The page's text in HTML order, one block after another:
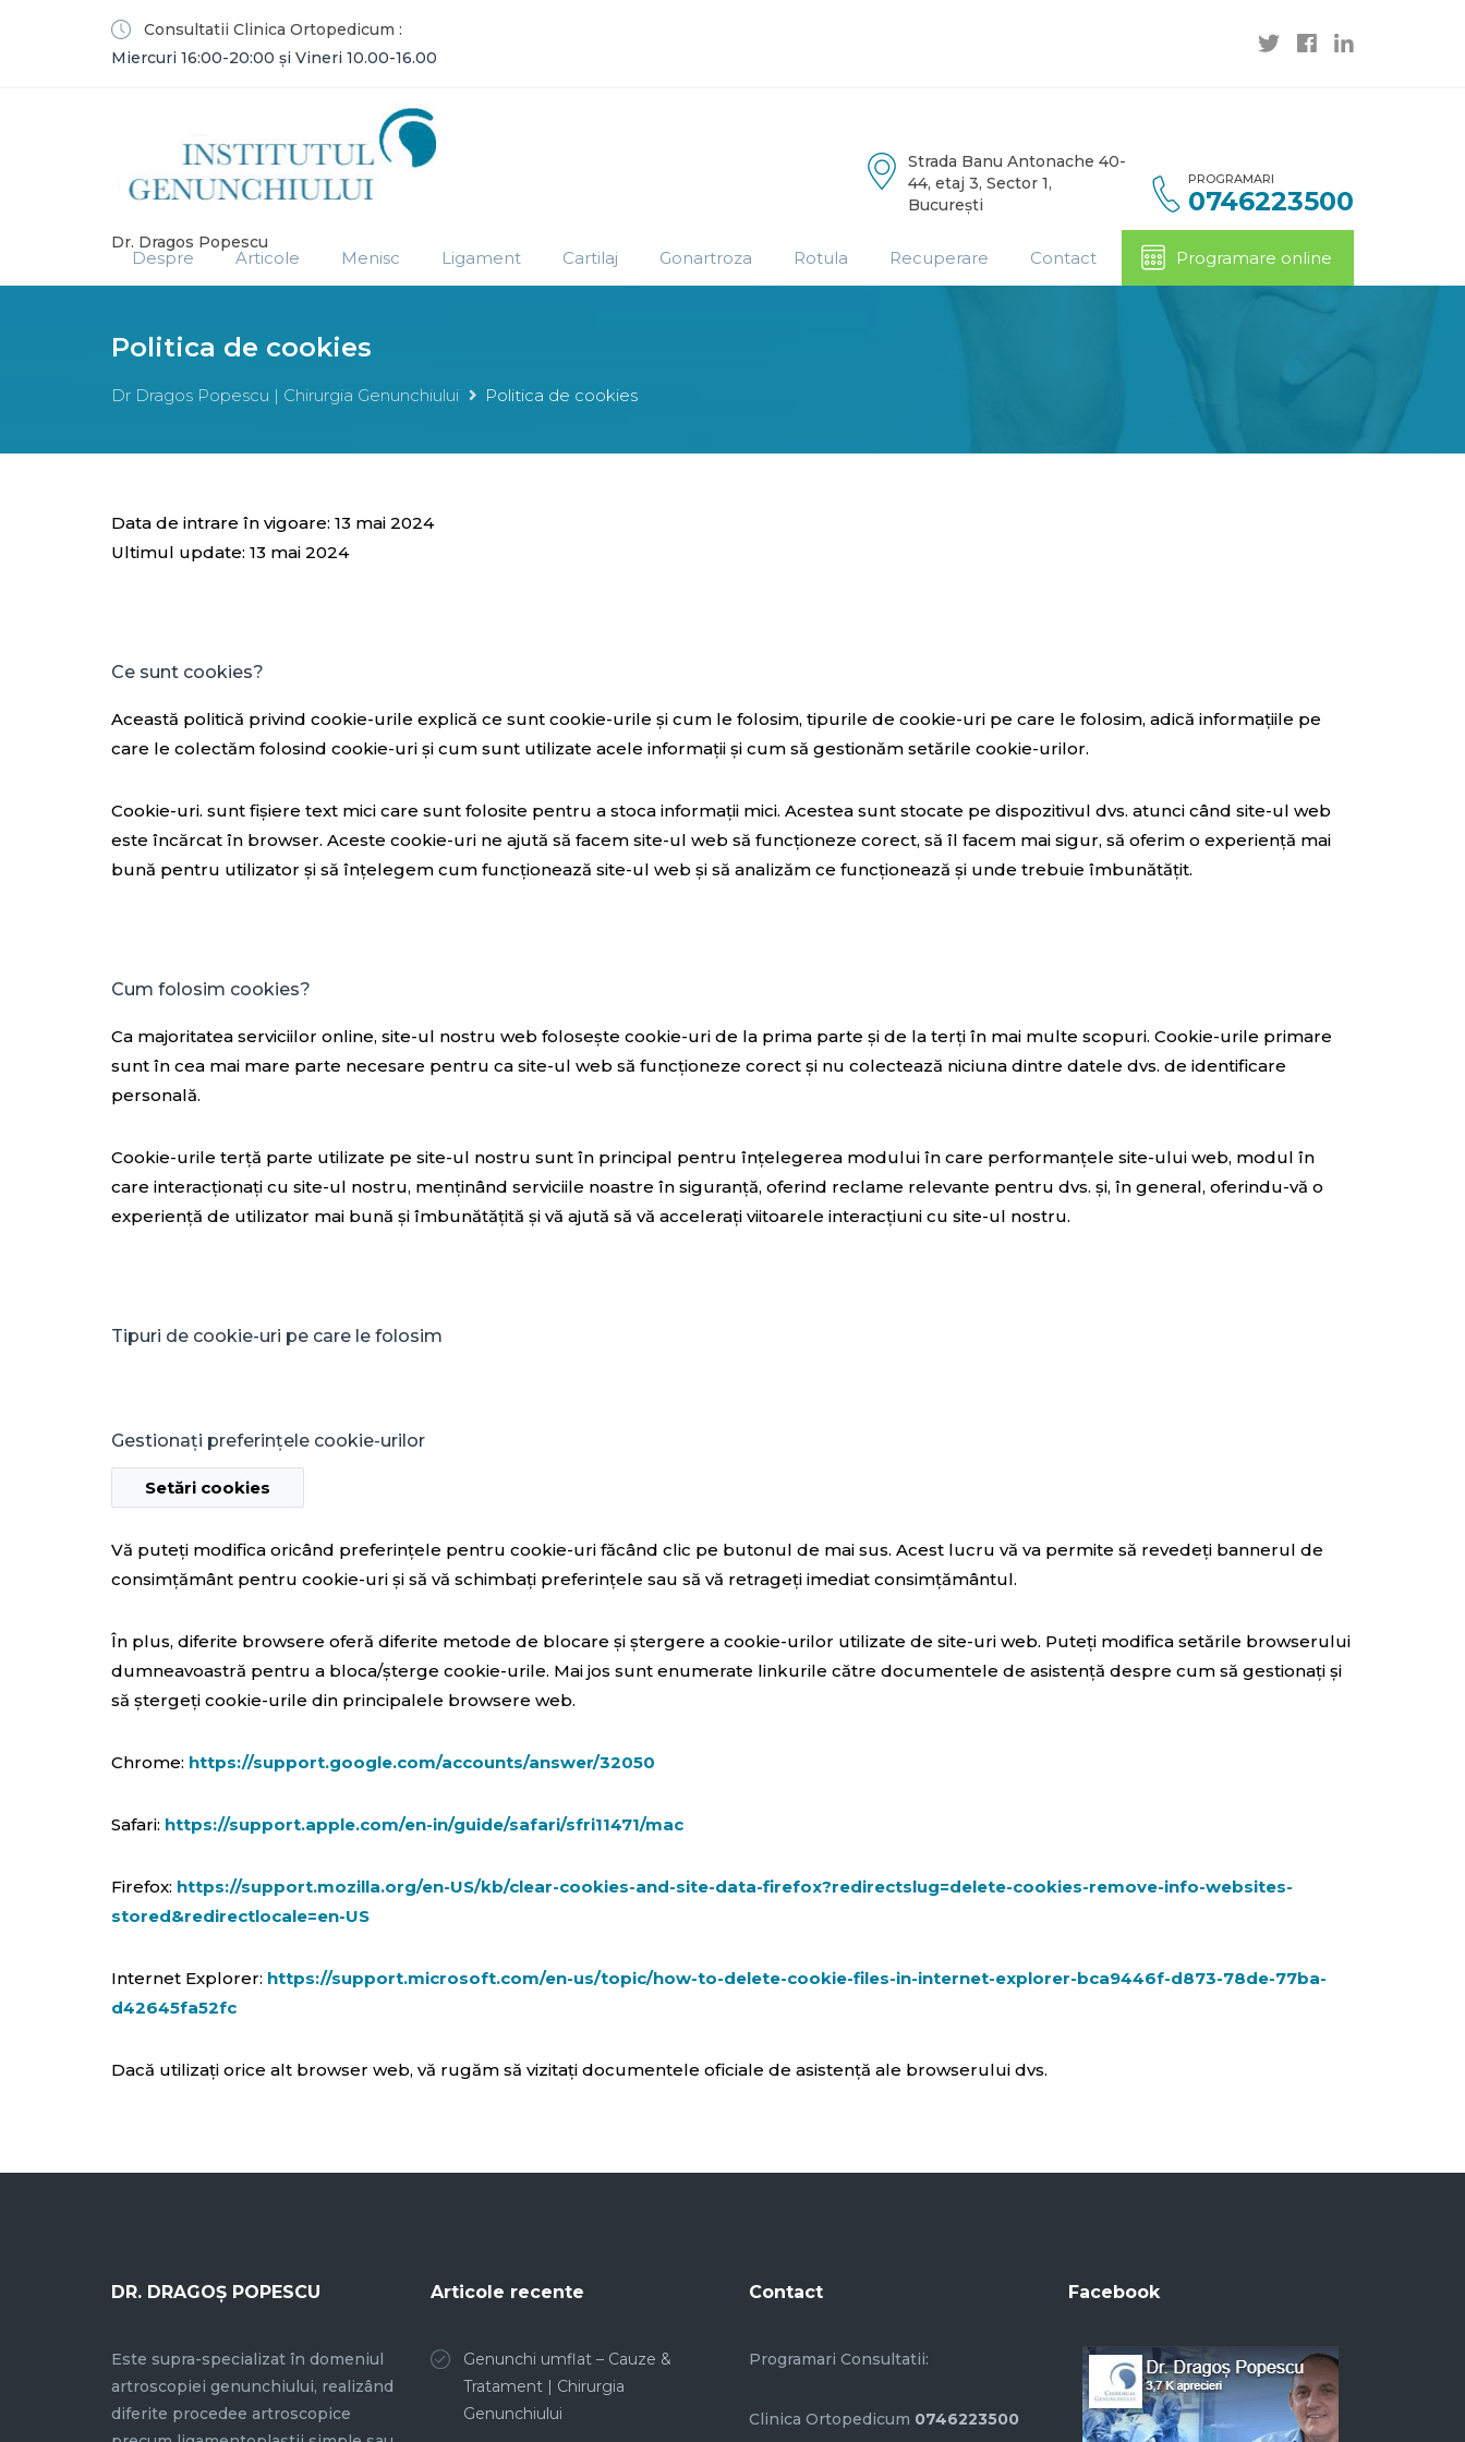
Consultatii Clinica Ortopedicum :
Miercuri 16:00-20:00 și Vineri 10.00-16.00
Dr. Dragos Popescu
Strada Banu Antonache 40-
44, etaj 3, Sector 1,
București
PROGRAMARI
0746223500
Despre Articole Menisc Ligament Cartilaj Gonartroza Rotula Recuperare Contact Programare online
Politica de cookies
Dr Dragos Popescu | Chirurgia Genunchiului Politica de cookies
Data de intrare în vigoare: 13 mai 2024
Ultimul update: 13 mai 2024
Ce sunt cookies?
Această politică privind cookie-urile explică ce sunt cookie-urile și cum le folosim, tipurile de cookie-uri pe care le folosim, adică informațiile pe
care le colectăm folosind cookie-uri și cum sunt utilizate acele informații și cum să gestionăm setările cookie-urilor.
Cookie-uri. sunt fișiere text mici care sunt folosite pentru a stoca informații mici. Acestea sunt stocate pe dispozitivul dvs. atunci când site-ul web
este încărcat în browser. Aceste cookie-uri ne ajută să facem site-ul web să funcționeze corect, să îl facem mai sigur, să oferim o experiență mai
bună pentru utilizator și să înțelegem cum funcționează site-ul web și să analizăm ce funcționează și unde trebuie îmbunătățit.
Cum folosim cookies?
Ca majoritatea serviciilor online, site-ul nostru web folosește cookie-uri de la prima parte și de la terți în mai multe scopuri. Cookie-urile primare
sunt în cea mai mare parte necesare pentru ca site-ul web să funcționeze corect și nu colectează niciuna dintre datele dvs. de identificare
personală.
Cookie-urile terță parte utilizate pe site-ul nostru sunt în principal pentru înțelegerea modului în care performanțele site-ului web, modul în
care interacționați cu site-ul nostru, menținând serviciile noastre în siguranță, oferind reclame relevante pentru dvs. și, în general, oferindu-vă o
experiență de utilizator mai bună și îmbunătățită și vă ajută să vă accelerați viitoarele interacțiuni cu site-ul nostru.
Tipuri de cookie-uri pe care le folosim
Gestionați preferințele cookie-urilor
Setări cookies
Vă puteți modifica oricând preferințele pentru cookie-uri făcând clic pe butonul de mai sus. Acest lucru vă va permite să revedeți bannerul de
consimțământ pentru cookie-uri și să vă schimbați preferințele sau să vă retrageți imediat consimțământul.
În plus, diferite browsere oferă diferite metode de blocare și ștergere a cookie-urilor utilizate de site-uri web. Puteți modifica setările browserului
dumneavoastră pentru a bloca/șterge cookie-urile. Mai jos sunt enumerate linkurile către documentele de asistență despre cum să gestionați și
să ștergeți cookie-urile din principalele browsere web.
Chrome: https://support.google.com/accounts/answer/32050
Safari: https://support.apple.com/en-in/guide/safari/sfri11471/mac
Firefox: https://support.mozilla.org/en-US/kb/clear-cookies-and-site-data-firefox?redirectslug=delete-cookies-remove-info-websites-
stored&redirectlocale=en-US
Internet Explorer: https://support.microsoft.com/en-us/topic/how-to-delete-cookie-files-in-internet-explorer-bca9446f-d873-78de-77ba-
d42645fa52fc
Dacă utilizați orice alt browser web, vă rugăm să vizitați documentele oficiale de asistență ale browserului dvs.
DR. DRAGOȘ POPESCU
Este supra-specializat în domeniul
artroscopiei genunchiului, realizând
diferite procedee artroscopice
Articole recente
Genunchi umflat – Cauze &
Tratament | Chirurgia
Genunchiului
Contact
Programari Consultatii:
Clinica Ortopedicum 0746223500
Facebook